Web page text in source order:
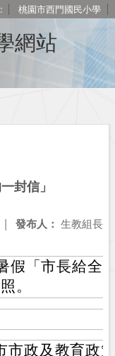
桃園市西門國民小學
封信」
發布人： 生教組長
|
假「市長給全
。
市政及教育政